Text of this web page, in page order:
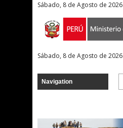
Sábado, 8 de Agosto de 2026
Sábado, 8 de Agosto de 2026